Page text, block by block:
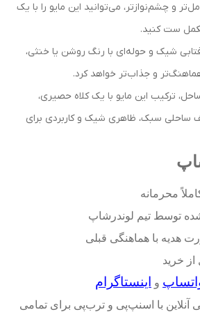
و چشم‌نوازتر، می‌توانید این مایو را با یک
ست کنید.
شیک و حوله‌ای با رنگ روشن یا خنثی،
و جذاب‌تر خواهد کرد.
ترکیب این مایو با یک کلاه حصیری،
ساحلی سبک، ظاهری شیک و کاربردی برای
محرمانه
توسط تیم لوندرشاپ
هدیه با هماهنگی قبلی
خرید
و اینستاگرام
آنلاین با اسنپ‌پی و ترب‌پی برای تمامی